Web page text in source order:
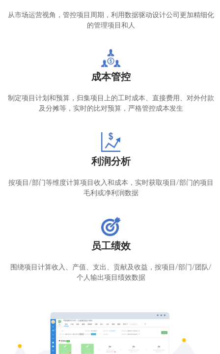
从市场运营视角，管控项目周期，利用数据驱动设计公司更加精细化
的管理项目和人
成本管控
制定项目计划和预算，归集项目上的工时成本、直接费用、对外付款
及分摊等，实时的比对预算，严格管控成本发生
利润分析
按项目/部门等维度计算项目收入和成本，实时获取项目/部门的项目
毛利或净利润数据
员工绩效
围绕项目计算收入、产值、支出、贡献及收益，按项目/部门/团队/
个人输出项目绩效数据